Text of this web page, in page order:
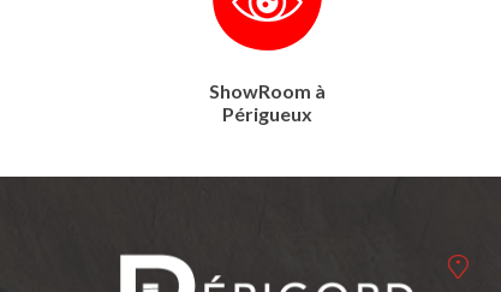
ShowRoom à
Périgueux